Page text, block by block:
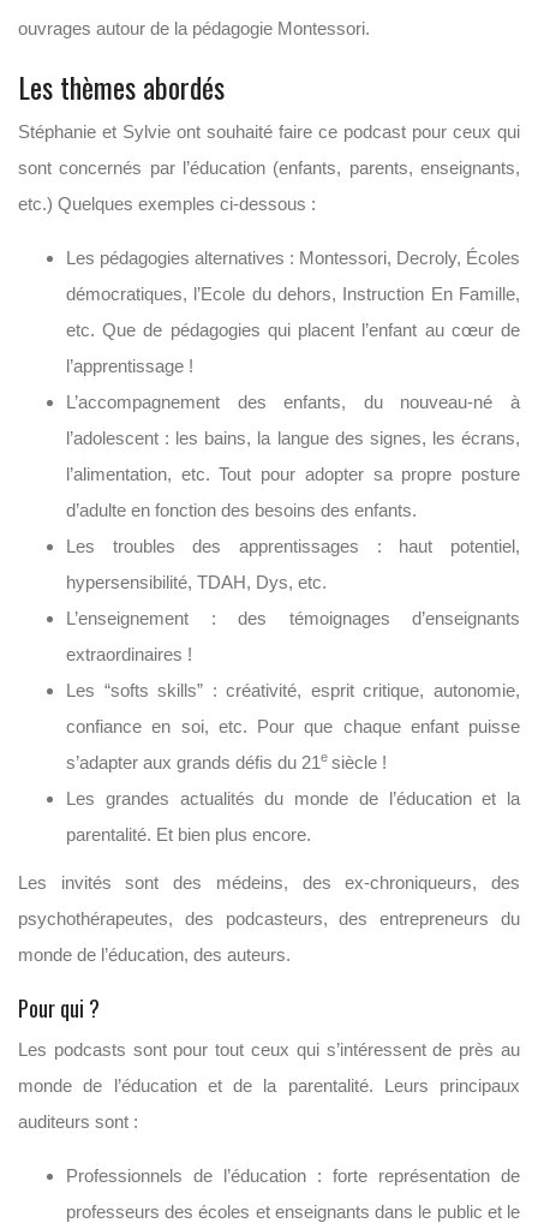
ouvrages autour de la pédagogie Montessori.
Les thèmes abordés
Stéphanie et Sylvie ont souhaité faire ce podcast pour ceux qui
sont concernés par l’éducation (enfants, parents, enseignants,
etc.) Quelques exemples ci-dessous :
Les pédagogies alternatives : Montessori, Decroly, Écoles
démocratiques, l’Ecole du dehors, Instruction En Famille,
etc. Que de pédagogies qui placent l’enfant au cœur de
l’apprentissage !
L’accompagnement des enfants, du nouveau-né à
l’adolescent : les bains, la langue des signes, les écrans,
l’alimentation, etc. Tout pour adopter sa propre posture
d’adulte en fonction des besoins des enfants.
Les troubles des apprentissages : haut potentiel,
hypersensibilité, TDAH, Dys, etc.
L’enseignement : des témoignages d’enseignants
extraordinaires !
Les “softs skills” : créativité, esprit critique, autonomie,
confiance en soi, etc. Pour que chaque enfant puisse
s’adapter aux grands défis du 21e siècle !
Les grandes actualités du monde de l’éducation et la
parentalité. Et bien plus encore.
Les invités sont des médeins, des ex-chroniqueurs, des
psychothérapeutes, des podcasteurs, des entrepreneurs du
monde de l’éducation, des auteurs.
Pour qui ?
Les podcasts sont pour tout ceux qui s’intéressent de près au
monde de l’éducation et de la parentalité. Leurs principaux
auditeurs sont :
Professionnels de l’éducation : forte représentation de
professeurs des écoles et enseignants dans le public et le